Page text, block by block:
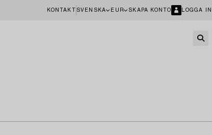
KONTAKT SVENSKA EUR SKAPA KONTO LOGGA IN